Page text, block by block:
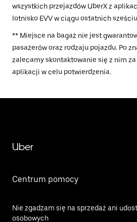
wszystkich przejazdów UberX z
lotnisko EVV w ciągu ostatnich
** Miejsce na bagaż nie jest
pasażerów oraz rodzaju pojazdu. Po
zalecamy skontaktowanie się z nim
aplikacji w celu potwierdzenia.
Uber
Centrum pomocy
Nie zgadzam się na sprzedaż ani
osobowych